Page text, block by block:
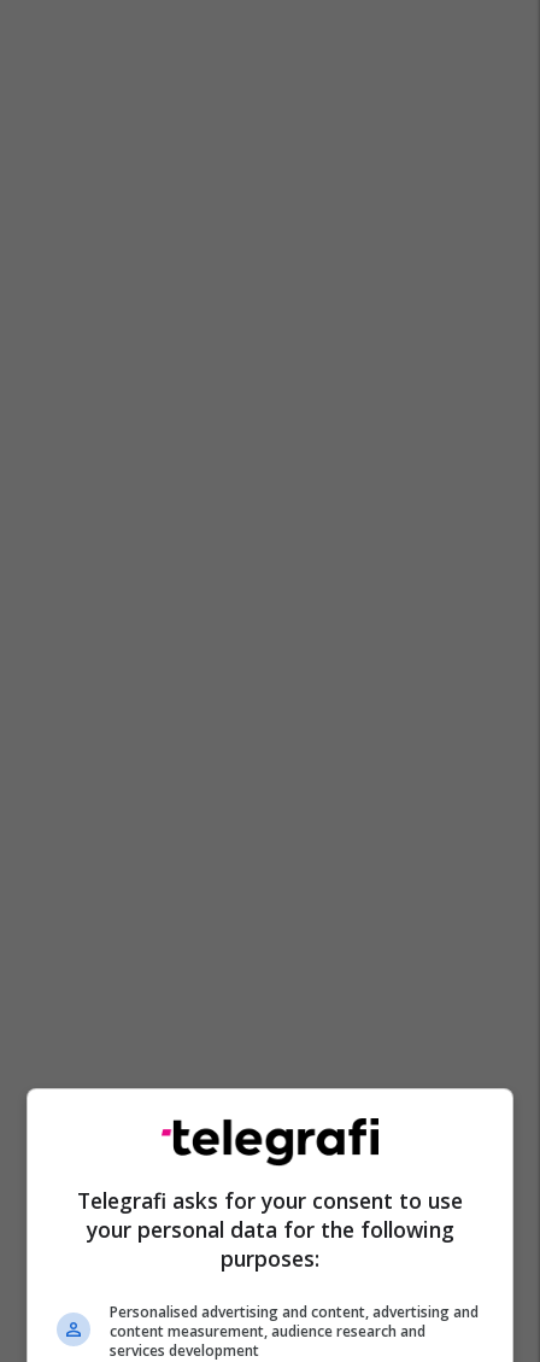
Shqiptarët E Maqedonisë Agim Jonuz Vasko Eftov
Telegrafi asks for your consent to use
your personal data for the following
purposes:
Personalised advertising and content, advertising and
content measurement, audience research and
services development